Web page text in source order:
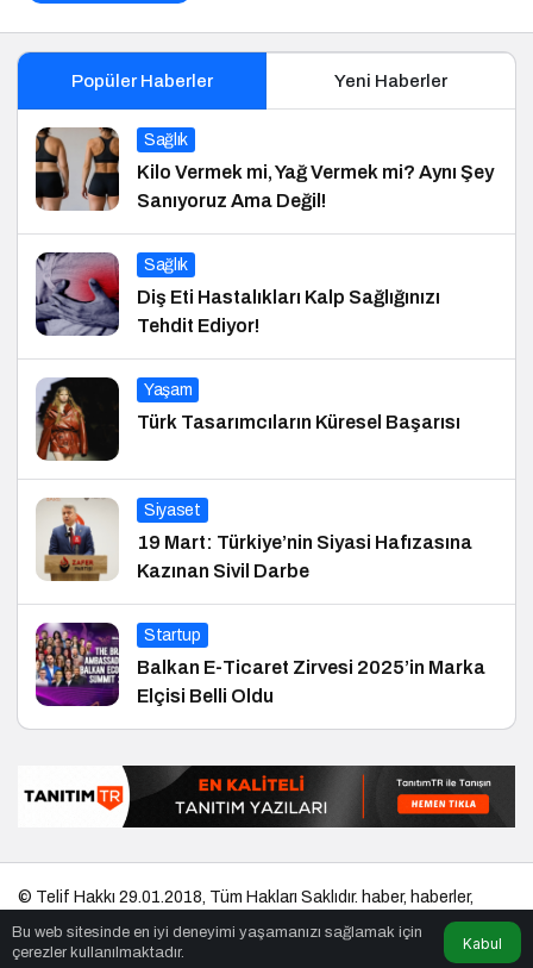
Popüler Haberler Yeni Haberler
Sağlık
Kilo Vermek mi, Yağ Vermek mi? Aynı Şey
Sanıyoruz Ama Değil!
Sağlık
Diş Eti Hastalıkları Kalp Sağlığınızı
Tehdit Ediyor!
Yaşam
Türk Tasarımcıların Küresel Başarısı
Siyaset
19 Mart: Türkiye’nin Siyasi Hafızasına
Kazınan Sivil Darbe
Startup
Balkan E-Ticaret Zirvesi 2025’in Marka
Elçisi Belli Oldu
Bu web sitesinde en iyi deneyimi yaşamanızı sağlamak için
çerezler kullanılmaktadır.
Kabul
© Telif Hakkı 29.01.2018, Tüm Hakları Saklıdır. haber, haberler,
eshaber,
kadın, habertr